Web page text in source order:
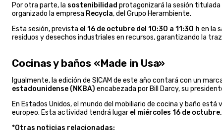
Por otra parte, la sostenibilidad protagonizará la sesión titulada
organizado la empresa Recycla, del Grupo Herambiente.
Esta sesión, prevista el 16 de octubre del 10:30 a 11:30 h en la
residuos y desechos industriales en recursos, garantizando la
Cocinas y baños «Made in Usa»
Igualmente, la edición de SICAM de este año contará con un
estadounidense (NKBA) encabezada por Bill Darcy, su
En Estados Unidos, el mundo del mobiliario de cocina y baño
europeo. Esta actividad tendrá lugar el miércoles 16 de
*Otras noticias relacionadas: